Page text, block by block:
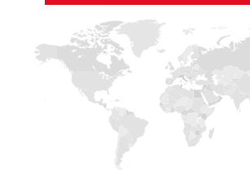
BLIJF IN CONTACT MET
Schrijf je in om onze
nieuwigheden te ontvangen